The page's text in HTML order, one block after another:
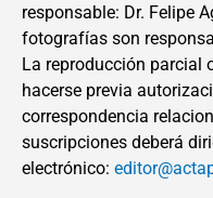
responsable: Dr. Felipe
fotografías son
La reproducción parcial
hacerse previa
correspondencia
suscripciones deberá
electrónico: